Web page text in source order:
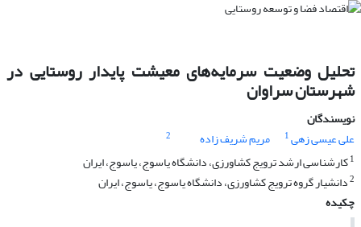
تحلیل وضعیت سرمایه‌های معیشت پایدار روستایی در
شهرستان سراوان
نویسندگان
علی عیسی زهی1 مریم شریف زاده
2
1کارشناسی ارشد ترویج کشاورزی، دانشگاه یاسوج، یاسوج، ایران
2دانشیار گروه ترویج کشاورزی، دانشگاه یاسوج، یاسوج، ایران
چکیده